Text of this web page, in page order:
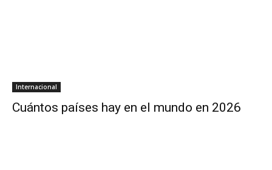
Internacional
Cuántos países hay en el mundo en 2026